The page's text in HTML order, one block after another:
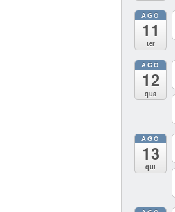
AGO
11
ter
AGO
12
qua
AGO
13
qui